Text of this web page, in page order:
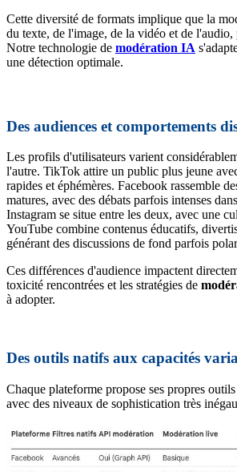
Cette diversité de formats implique que la
du texte, de l'image, de la vidéo et de l'audio,
Notre technologie de modération IA
une détection optimale.
Des audiences et comportements
Les profils d'utilisateurs varient
l'autre. TikTok attire un public plus jeune
rapides et éphémères. Facebook rassemble
matures, avec des débats parfois intenses
Instagram se situe entre les deux, avec une
YouTube combine contenus éducatifs,
générant des discussions de fond parfois
Ces différences d'audience impactent
toxicité rencontrées et les stratégies de
à adopter.
Des outils natifs aux capacités
Chaque plateforme propose ses propres
avec des niveaux de sophistication très